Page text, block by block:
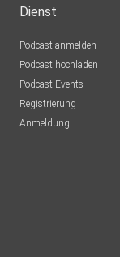
Dienst
Podcast anmelden
Podcast hochladen
Podcast-Events
Registrierung
Anmeldung